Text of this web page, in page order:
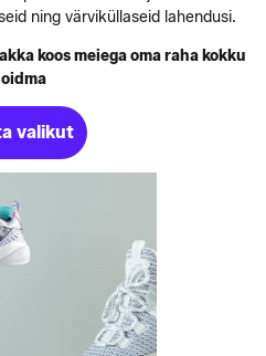
ning värviküllaseid lahendusi.
koos meiega oma raha kokku
valikut